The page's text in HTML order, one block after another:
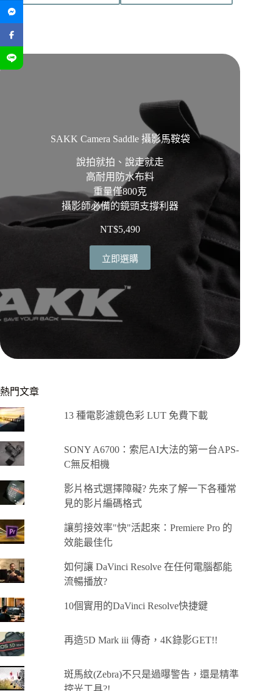
SAKK Camera Saddle 攝影馬鞍袋
說拍就拍、說走就走
高耐用防水布料
重量僅800克
攝影師必備的鏡頭支撐利器
NT$5,490
立即選購
熱門文章
13 種電影濾鏡色彩 LUT 免費下載
SONY A6700：索尼AI大法的第一台APS-
C無反相機
影片格式選擇障礙? 先來了解一下各種常
見的影片編碼格式
讓剪接效率"快"活起來：Premiere Pro 的
效能最佳化
如何讓 DaVinci Resolve 在任何電腦都能
流暢播放?
10個實用的DaVinci Resolve快捷鍵
再造5D Mark iii 傳奇，4K錄影GET!!
斑馬紋(Zebra)不只是過曝警告，還是精準